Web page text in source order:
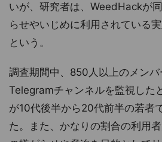
いが、研究者は、WeedHackが
らせやいじめに利用されている
という。
調査期間中、850人以上のメンバ
Telegramチャンネルを監視した
が10代後半から20代前半の若者
た。また、かなりの割合の利用